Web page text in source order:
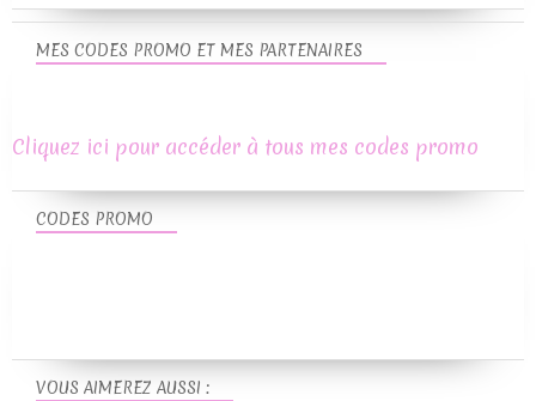
VOUS AIMEREZ AUSSI :
CODES PROMO
MES CODES PROMO ET MES PARTENAIRES
Cliquez ici pour accéder à tous mes codes promo